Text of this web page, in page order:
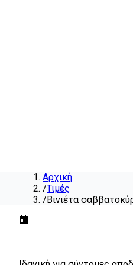
Αρχική
/Τιμές
/Βινιέτα